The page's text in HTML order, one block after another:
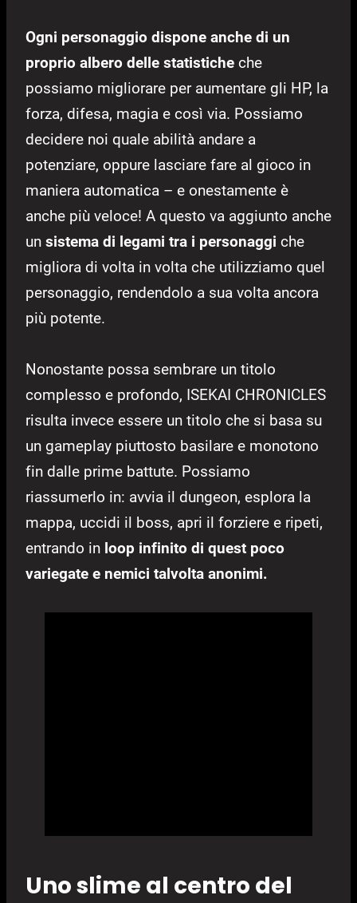
Ogni personaggio dispone anche di un
proprio albero delle statistiche che
possiamo migliorare per aumentare gli HP, la
forza, difesa, magia e così via. Possiamo
decidere noi quale abilità andare a
potenziare, oppure lasciare fare al gioco in
maniera automatica – e onestamente è
anche più veloce! A questo va aggiunto anche
un sistema di legami tra i personaggi che
migliora di volta in volta che utilizziamo quel
personaggio, rendendolo a sua volta ancora
più potente.
Nonostante possa sembrare un titolo
complesso e profondo, ISEKAI CHRONICLES
risulta invece essere un titolo che si basa su
un gameplay piuttosto basilare e monotono
fin dalle prime battute. Possiamo
riassumerlo in: avvia il dungeon, esplora la
mappa, uccidi il boss, apri il forziere e ripeti,
entrando in loop infinito di quest poco
variegate e nemici talvolta anonimi.
Uno slime al centro del